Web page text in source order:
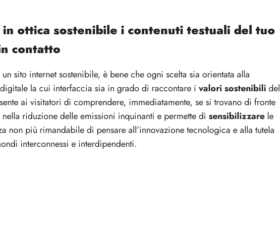
ottica sostenibile i contenuti testuali del tuo
contatto
sito internet sostenibile, è bene che ogni scelta sia orientata alla
la cui interfaccia sia in grado di raccontare i valori sostenibili del
ai visitatori di comprendere, immediatamente, se si trovano di fronte
riduzione delle emissioni inquinanti e permette di sensibilizzare le
non più rimandabile di pensare all’innovazione tecnologica e alla tutela
interconnessi e interdipendenti.